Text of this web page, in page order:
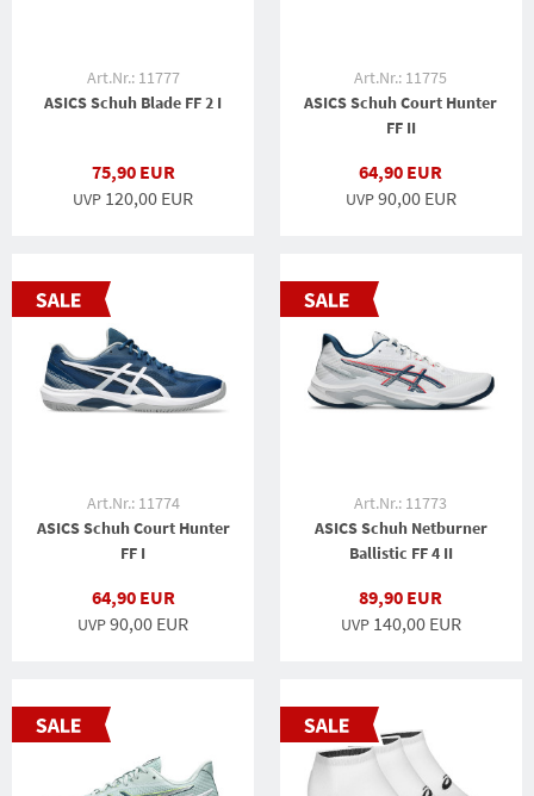
Art.Nr.: 11777
ASICS Schuh Blade FF 2 I
75,90 EUR
UVP 120,00 EUR
Art.Nr.: 11775
ASICS Schuh Court Hunter
FF II
64,90 EUR
UVP90,00 EUR
Art.Nr.: 11774
ASICS Schuh Court Hunter
FF I
64,90 EUR
UVP90,00 EUR
Art.Nr.: 11773
ASICS Schuh Netburner
Ballistic FF 4 II
89,90 EUR
UVP 140,00 EUR